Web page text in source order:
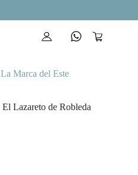
Carro
La Marca del Este